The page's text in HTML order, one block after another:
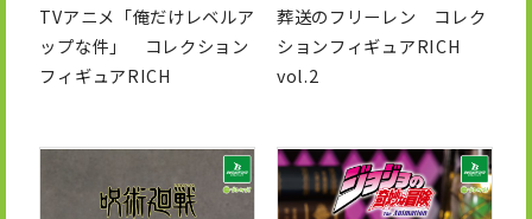
TVアニメ「俺だけレベルア
ップな件」 コレクション
フィギュアRICH
葬送のフリーレン コレク
ションフィギュアRICH
vol.2